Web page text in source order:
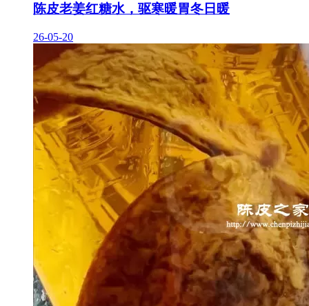
陈皮老姜红糖水，驱寒暖胃冬日暖
26-05-20